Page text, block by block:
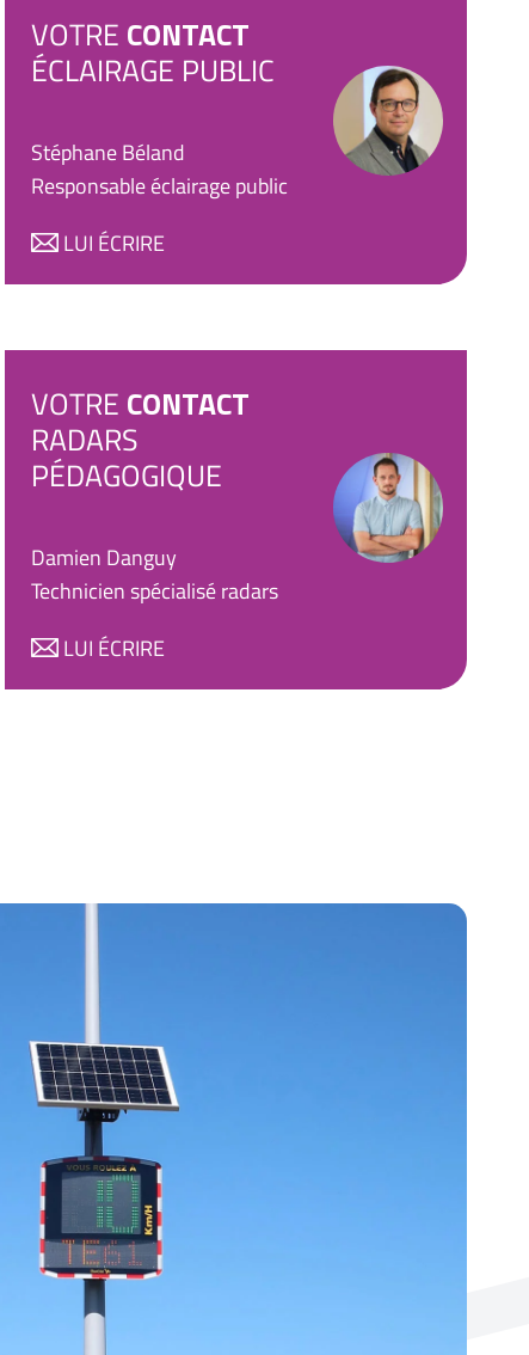
VOTRE CONTACT
ÉCLAIRAGE PUBLIC
Stéphane Béland
Responsable éclairage public
LUI ÉCRIRE
VOTRE CONTACT
RADARS
PÉDAGOGIQUE
Damien Danguy
Technicien spécialisé radars
LUI ÉCRIRE